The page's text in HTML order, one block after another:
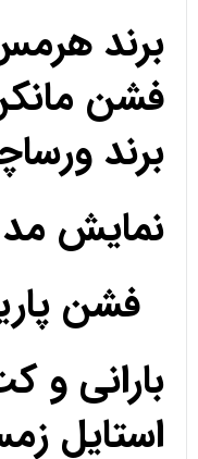
برند
فشن
برند
نمایش مد
فشن
بارانی و
استایل